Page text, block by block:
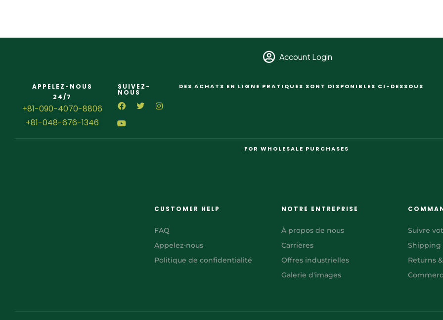
Account Login
APPELEZ-NOUS
24/7
+81-090-4070-8806
+81-048-676-1346
SUIVEZ-
NOUS
DES ACHATS EN LIGNE PRATIQUES SONT DISPONIBLES CI-DESSOUS
FOR WHOLESALE PURCHASES
CUSTOMER HELP
FAQ
Appelez-nous
Politique de confidentialité
NOTRE ENTREPRISE
À propos de nous
Carrières
Offres industrielles
Galerie d'images
Suivre
Shipping
Returns
AR